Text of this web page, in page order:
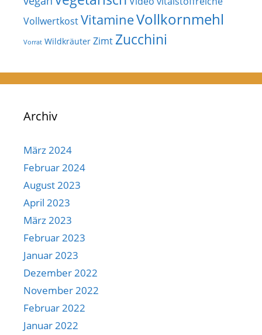
VollwertkostVitamineVollkornmehl
Vorrat Wildkräuter Zimt Zucchini
Archiv
März 2024
Februar 2024
August 2023
April 2023
März 2023
Februar 2023
Januar 2023
Dezember 2022
November 2022
Februar 2022
Januar 2022